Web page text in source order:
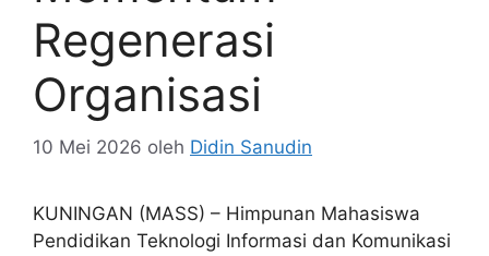
Regenerasi
Organisasi
10 Mei 2026 oleh Didin Sanudin
KUNINGAN (MASS) – Himpunan Mahasiswa
Pendidikan Teknologi Informasi dan Komunikasi